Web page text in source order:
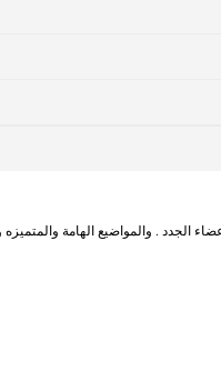
الجدد . والمواضيع الهامة والمتميزه